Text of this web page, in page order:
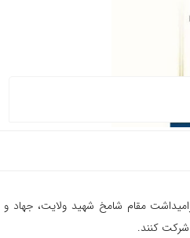
مقام شامخ شهید ولایت، جهاد و
شرکت کنند.